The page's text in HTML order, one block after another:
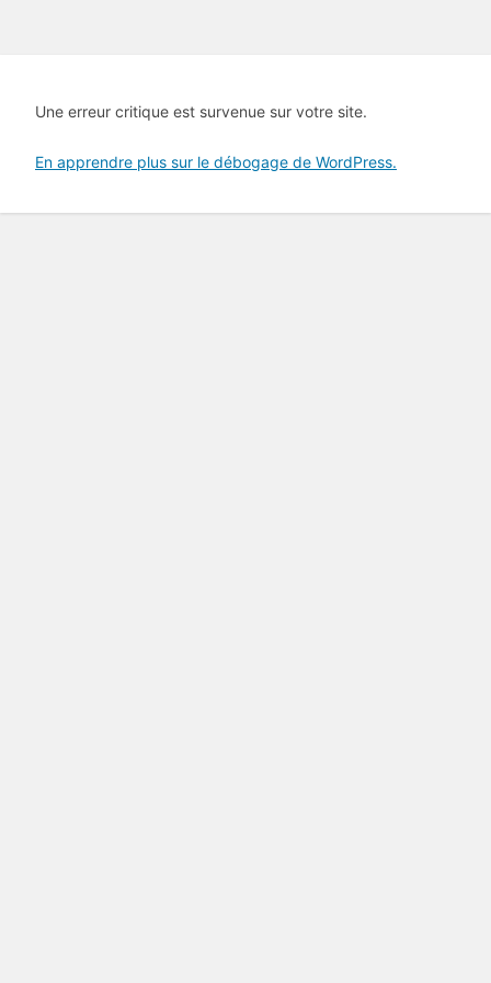
Une erreur critique est survenue sur votre site.
En apprendre plus sur le débogage de WordPress.